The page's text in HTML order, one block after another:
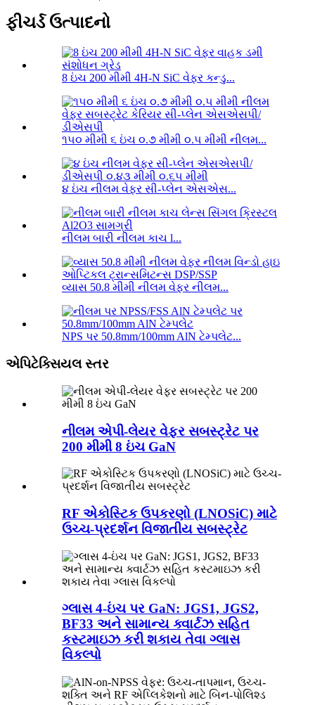
ફીચર્ડ ઉત્પાદનો
8 ઇંચ 200 મીમી 4H-N SiC વેફર કન્ડુ...
૧૫૦ મીમી ૬ ઇંચ ૦.૭ મીમી ૦.૫ મીમી નીલમ...
૪ ઇંચ નીલમ વેફર સી-પ્લેન એસએસ...
નીલમ બારી નીલમ કાચ l...
વ્યાસ 50.8 મીમી નીલમ વેફર નીલમ...
NPS પર 50.8mm/100mm AlN ટેમ્પલેટ...
એપિટેક્સિયલ સ્તર
નીલમ એપી-લેયર વેફર સબસ્ટ્રેટ પર
200 મીમી 8 ઇંચ GaN
RF એકોસ્ટિક ઉપકરણો (LNOSiC) માટે
ઉચ્ચ-પ્રદર્શન વિજાતીય સબસ્ટ્રેટ
ગ્લાસ 4-ઇંચ પર GaN: JGS1, JGS2,
BF33 અને સામાન્ય ક્વાર્ટઝ સહિત
કસ્ટમાઇઝ કરી શકાય તેવા ગ્લાસ
વિકલ્પો